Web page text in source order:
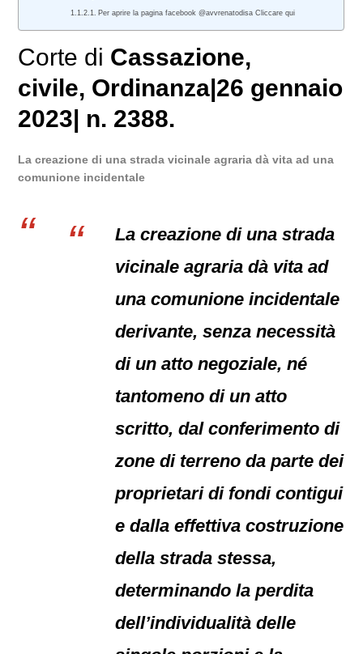
Per aprire la pagina facebook @avvrenatodisa Cliccare qui
Corte di Cassazione,
civile, Ordinanza|26 gennaio
2023| n. 2388.
La creazione di una strada vicinale agraria dà vita ad una
comunione incidentale
La creazione di una strada
vicinale agraria dà vita ad
una comunione incidentale
derivante, senza necessità
di un atto negoziale, né
tantomeno di un atto
scritto, dal conferimento di
zone di terreno da parte dei
proprietari di fondi contigui
e dalla effettiva costruzione
della strada stessa,
determinando la perdita
dell’individualità delle